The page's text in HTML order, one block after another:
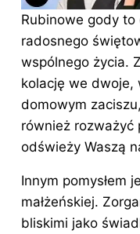
Rubinowe gody to
radosnego
wspólnego życia.
kolację we dwoje,
domowym
również rozważyć
odświeży Waszą
Innym pomysłem
małżeńskiej.
bliskimi jako